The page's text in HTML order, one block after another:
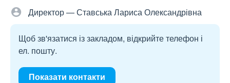
Директор — Ставська Лариса Олександрівна
Щоб зв'язатися із закладом, відкрийте телефон і
ел. пошту.
Показати контакти